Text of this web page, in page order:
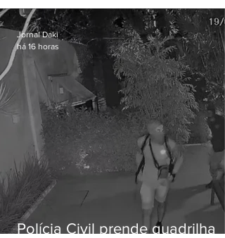
Polícia Civil prende quadrilha
Jornal Daki
há 16 horas